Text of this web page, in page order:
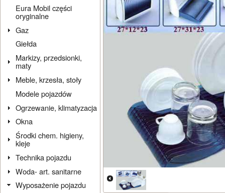
Eura Mobil części
oryginalne
Gaz
Giełda
Markizy, przedsionki,
maty
Meble, krzesła, stoły
Modele pojazdów
Ogrzewanie, klimatyzacja
Okna
Środki chem. higieny,
kleje
Technika pojazdu
Woda- art. sanitarne
Wyposażenie pojazdu